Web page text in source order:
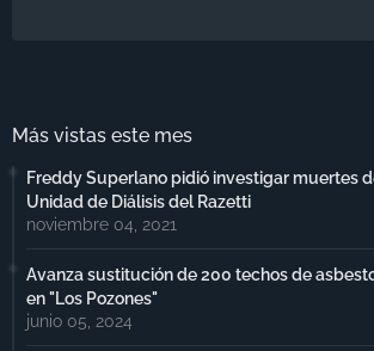
Más vistas este mes
Freddy Superlano pidió investigar muertes
Unidad de Diálisis del Razetti
noviembre 04, 2021
Avanza sustitución de 200 techos de
en "Los Pozones"
junio 05, 2024